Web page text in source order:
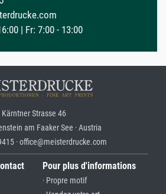
| Fr: 7:00 - 13:00
Kärntner Strasse 46
am Faaker See · Austria
· office@meisterdrucke.com
Pour plus d'informations
· Propre motif